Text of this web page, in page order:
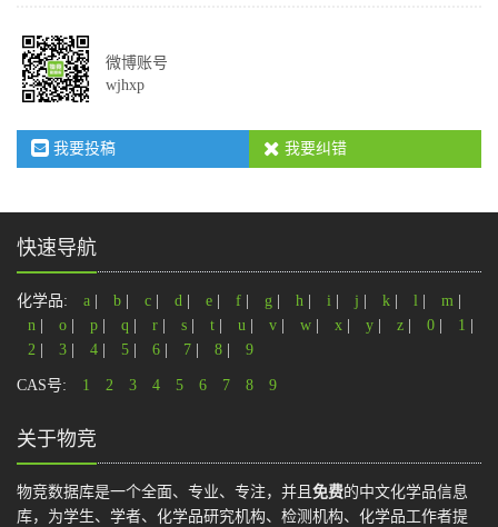
微博账号
wjhxp
我要投稿 我要纠错
快速导航
化学品: a b c d e f g h i j k l m
n
o p q r s t u v w x y z 0 1
2
3 4 5 6 7 8 9
CAS号: 1 2 3 4 5 6 7 8 9
关于物竞
物竞数据库是一个全面、专业、专注，并且 免费的中文化学品信息
库，为学生、学者、化学品研究机构、检测机构、化学品工作者提